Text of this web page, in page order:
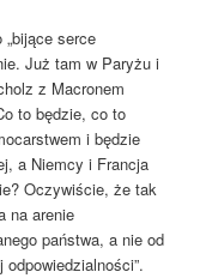
serce
Już tam w Paryżu i
z Macronem
to będzie, co to
i będzie
a Niemcy i Francja
Oczywiście, że tak
na arenie
państwa, a nie od